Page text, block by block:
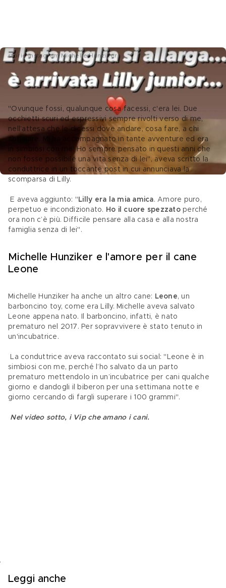
storie Instagram Michelle Hunziker
Michelle Hunziker, l'addio a Lilly
"Ovunque fossi, qualunque cosa facessi, c'era lei. Due
occhietti scuri ed espressivi sempre rivolti verso di me,
nell’attesa che le dicessi dove andare, cosa fare, a chi
abbaiare. Mi ha accompagnato in tante avventure ed era
in simbiosi con me. Ho sempre pensato in questi anni che
non fosse possibile una vita senza di lei", aveva scritto la
conduttrice in un toccante post in cui annunciava la
scomparsa di Lilly.
E aveva aggiunto: " Lilly era la mia amica. Amore puro,
perpetuo e incondizionato. Ho il cuore spezzato perché
ora non c’è più. Difficile pensare alla casa e alla nostra
famiglia senza di lei".
Michelle Hunziker e l'amore per il cane
Leone
Michelle Hunziker ha anche un altro cane: Leone, un
barboncino toy, come era Lilly. Michelle aveva salvato
Leone appena nato. Il barboncino, infatti, è nato
prematuro nel 2017. Per sopravvivere è stato tenuto in
un'incubatrice.
simbiosi con me, perché l’ho salvato da un parto
prematuro mettendolo in un’incubatrice per cani qualche
giorno e dandogli il biberon per una settimana notte e
giorno cercando di fargli superare i 100 grammi".
Nel video sotto, i Vip che amano i cani.
Leggi anche